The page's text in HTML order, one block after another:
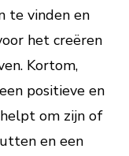
te vinden en
het creëren
Kortom,
positieve en
helpt om zijn of
en een